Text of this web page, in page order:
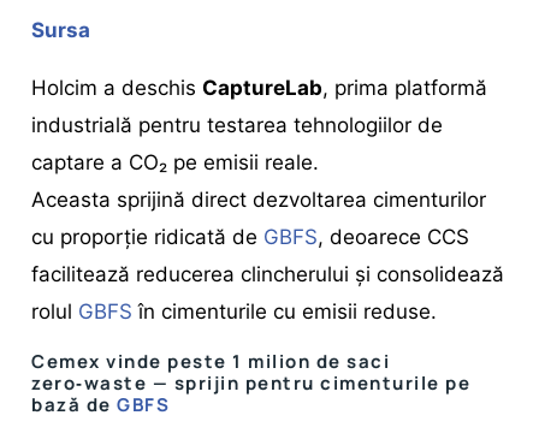
Sursa
Holcim a deschisCaptureLab, prima platformă
industrială pentru testarea tehnologiilor de
captare a CO₂ pe emisii reale.
Aceasta sprijină direct dezvoltarea cimenturilor
cu proporție ridicată de GBFS, deoarece CCS
facilitează reducerea clincherului și consolidează
rolul GBFS în cimenturile cu emisii reduse.
Cemex vinde peste 1 milion de saci
zero‑waste — sprijin pentru cimenturile pe
bază deGBFS